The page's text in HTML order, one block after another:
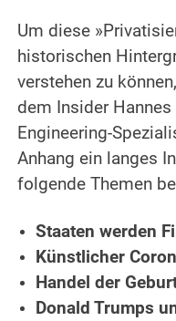
Um diese
historischen
verstehen zu
dem Insider
Engineering-
Anhang ein langes
folgende Themen
Staaten werden
Künstlicher
Handel der
Donald Trumps